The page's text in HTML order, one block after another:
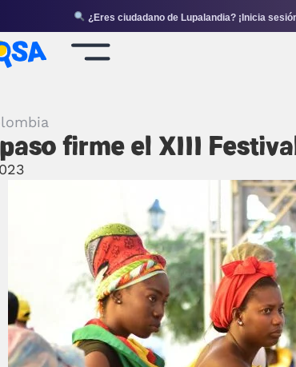
¿Eres ciudadano de Lupalandia? ¡Inicia
firme el XIII